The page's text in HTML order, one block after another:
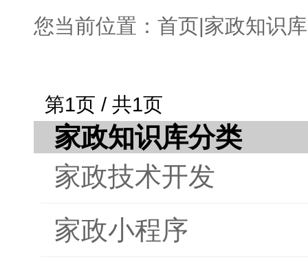
您当前位置： 首页|家政知识库
第1页 / 共1页
家政知识库分类
家政技术开发
家政小程序